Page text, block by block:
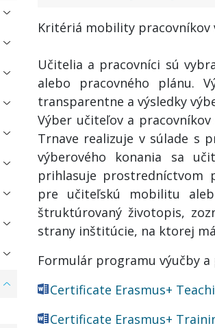
Kritériá mobility pracovníkov
Učitelia a pracovníci sú
alebo pracovného plánu.
transparentne a výsledky
Výber učiteľov a
Trnave realizuje v súlade s
výberového konania sa
prihlasuje prostredníctvom
pre učiteľskú mobilitu
štruktúrovaný životopis,
strany inštitúcie, na ktorej
Formulár programu výučby
Certificate Erasmus+
Certificate Erasmus+